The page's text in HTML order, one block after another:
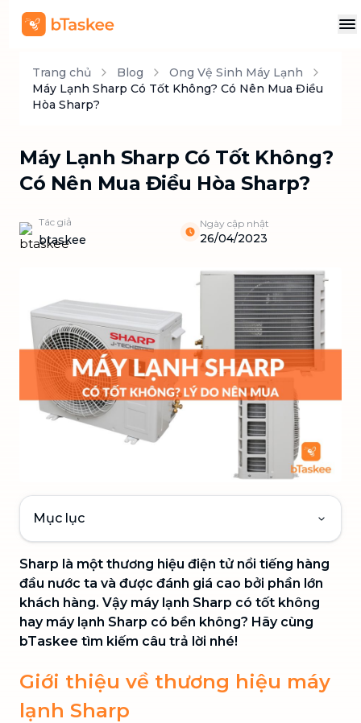
Trang chủ Blog
Ong Vệ Sinh Máy Lạnh
Máy Lạnh Sharp Có Tốt Không? Có Nên Mua Điều
Hòa Sharp?
Máy Lạnh Sharp Có Tốt Không?
Có Nên Mua Điều Hòa Sharp?
Tác giả
btaskee
Ngày cập nhật
26/04/2023
Mục lục
Sharp là một thương hiệu điện tử nổi tiếng hàng
đầu nước ta và được đánh giá cao bởi phần lớn
khách hàng. Vậy máy lạnh Sharp có tốt không
hay máy lạnh Sharp có bền không? Hãy cùng
bTaskee tìm kiếm câu trả lời nhé!
Giới thiệu về thương hiệu máy
lạnh Sharp